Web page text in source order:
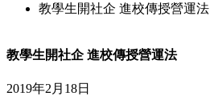
教學生開社企 進校傳授營運法
教學生開社企 進校傳授營運法
2019年2月18日